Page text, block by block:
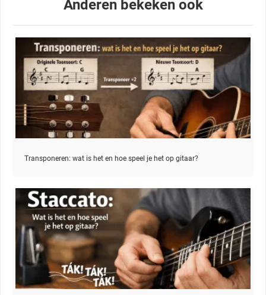
Anderen bekeken ook
Transponeren: wat is het en hoe speel je het op gitaar?